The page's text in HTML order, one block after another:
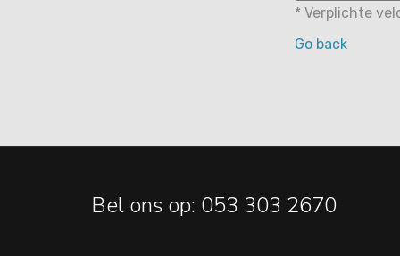
* Verplichte
Go back
Bel ons op: 053 303 2670